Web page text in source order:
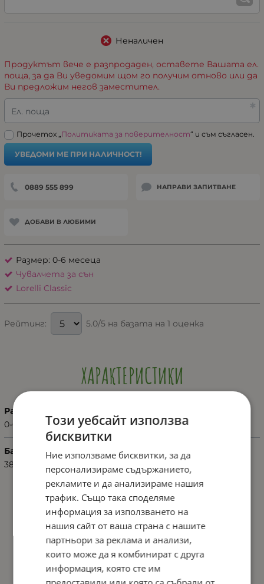
Неналичен
Продуктът вече е разпродаден, оставете Вашата ел.
поща, за да Ви уведомим щом го получим отново или да
Ви предложим негов заместител.
Ел. поща
Прочетох „ Политиката за поверителност“ и съм съгласен.
УВЕДОМИ МЕ ПРИ НАЛИЧНОСТ!
0889 555 899 НАПРАВИ ЗАПИТВАНЕ
ДОБАВИ В ЛЮБИМИ
Размер: 0-6 месеца
Чувалчета за сън
Lorelli Classic
Рейтинг: 5.0/5 на базата на 1 оценка
ХАРАКТЕРИСТИКИ
Размер
0-6 месеца
Баркод (ISBN, UPC, др.)
3800151993490
Този уебсайт използва
бисквитки
Ние използваме бисквитки, за да
персонализираме съдържанието,
рекламите и да анализираме нашия
трафик. Също така споделяме
информация за използването на
нашия сайт от ваша страна с нашите
партньори за реклама и анализи,
които може да я комбинират с друга
информация, която сте им